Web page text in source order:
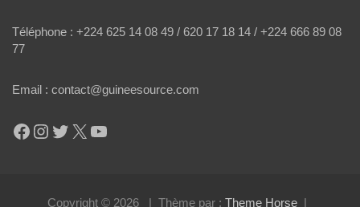
Téléphone : +224 625 14 08 49 / 620 17 18 14 / +224 666 89 08
77
Email : contact@guineesource.com
Facebook
Instagram
Twitter
X YouTube
Copyright © 2026 Thème par : Theme Horse